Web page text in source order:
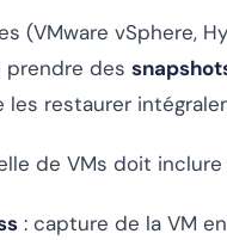
(VMware vSphere,
prendre des
restaurer
de VMs doit inclure
: capture de la VM